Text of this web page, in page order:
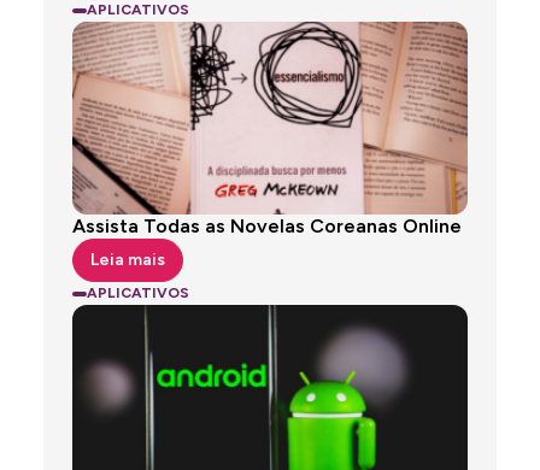
APLICATIVOS
Assista Todas as Novelas Coreanas Online
Leia mais
APLICATIVOS